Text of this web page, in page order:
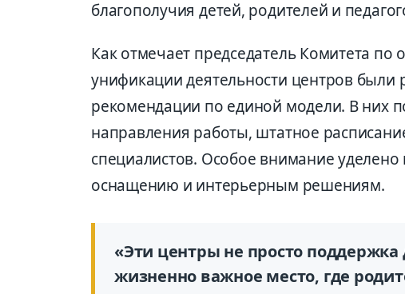
благополучия детей, родителей и
Как отмечает председатель Комитета по
унификации деятельности центров были
рекомендации по единой модели. В них
направления работы, штатное
специалистов. Особое внимание
оснащению и интерьерным решениям.
«Эти центры не просто поддержка
жизненно важное место, где